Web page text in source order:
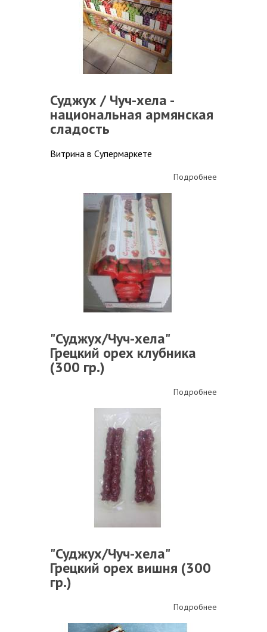
Суджух / Чуч-хела -
национальная армянская
сладость
Витрина в Супермаркете
Подробнее
"Суджух/Чуч-хела"
Грецкий орех клубника
(300 гр.)
Подробнее
"Суджух/Чуч-хела"
Грецкий орех вишня (300
гр.)
Подробнее